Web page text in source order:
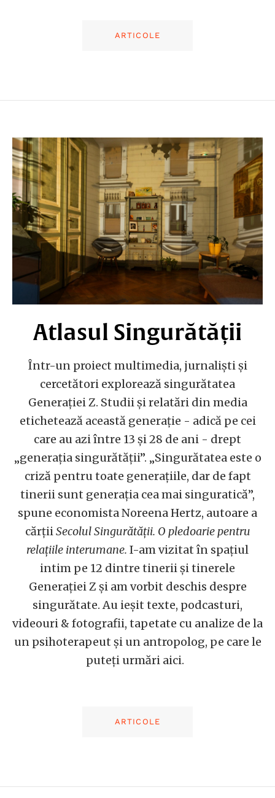
ARTICOLE
Atlasul Singurătății
Într-un proiect multimedia, jurnaliști și
cercetători explorează singurătatea
Generației Z. Studii și relatări din media
etichetează această generație - adică pe cei
care au azi între 13 și 28 de ani - drept
„generația singurătății”. „Singurătatea este o
criză pentru toate generațiile, dar de fapt
tinerii sunt generația cea mai singuratică”,
spune economista Noreena Hertz, autoare a
cărțiiSecolul Singurătății. O pledoarie pentru
relațiile interumane. I-am vizitat în spațiul
intim pe 12 dintre tinerii și tinerele
Generației Z și am vorbit deschis despre
singurătate. Au ieșit texte, podcasturi,
videouri & fotografii, tapetate cu analize de la
un psihoterapeut și un antropolog, pe care le
puteți urmări aici.
ARTICOLE